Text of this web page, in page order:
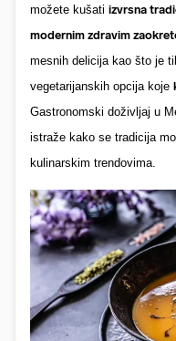
možete kušati izvrsna
modernim zdravim
mesnih delicija kao što je
vegetarijanskih opcija koje
Gastronomski doživljaj u
istraže kako se tradicija
kulinarskim trendovima.